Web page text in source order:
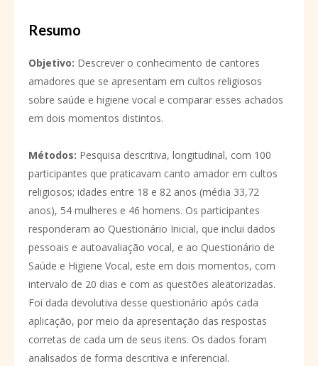
Resumo
Objetivo: Descrever o conhecimento de cantores
amadores que se apresentam em cultos religiosos
sobre saúde e higiene vocal e comparar esses achados
em dois momentos distintos.
Métodos: Pesquisa descritiva, longitudinal, com 100
participantes que praticavam canto amador em cultos
religiosos; idades entre 18 e 82 anos (média 33,72
anos), 54 mulheres e 46 homens. Os participantes
responderam ao Questionário Inicial, que inclui dados
pessoais e autoavaliação vocal, e ao Questionário de
Saúde e Higiene Vocal, este em dois momentos, com
intervalo de 20 dias e com as questões aleatorizadas.
Foi dada devolutiva desse questionário após cada
aplicação, por meio da apresentação das respostas
corretas de cada um de seus itens. Os dados foram
analisados de forma descritiva e inferencial.